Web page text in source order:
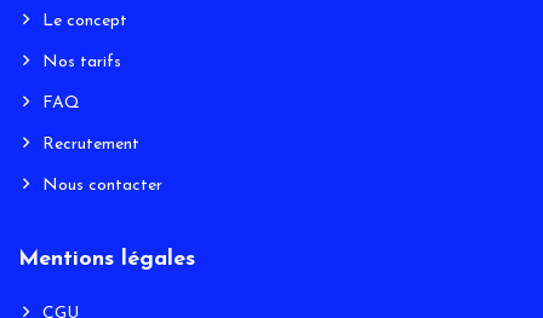
Le concept
Nos tarifs
FAQ
Recrutement
Nous contacter
Mentions légales
CGU